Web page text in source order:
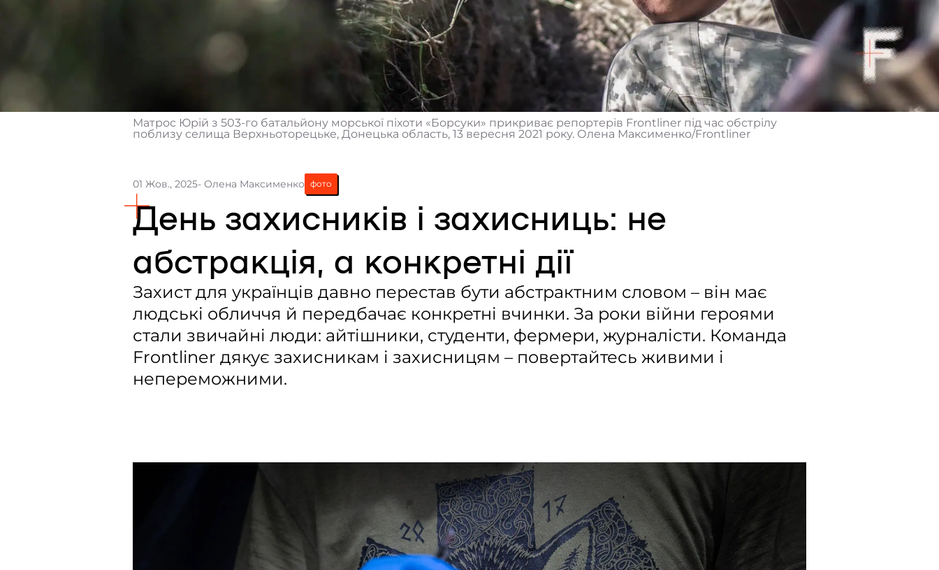
Матрос Юрій з 503-го батальйону морської піхоти «Борсуки» прикриває репортерів Frontliner під час обстрілу
поблизу селища Верхньоторецьке, Донецька область, 13 вересня 2021 року. Олена Максименко/Frontliner
01 Жов., 2025- Олена Максименко фото
День захисників і захисниць: не
абстракція, а конкретні дії
Захист для українців давно перестав бути абстрактним словом – він має
людські обличчя й передбачає конкретні вчинки. За роки війни героями
стали звичайні люди: айтішники, студенти, фермери, журналісти. Команда
Frontliner дякує захисникам і захисницям – повертайтесь живими і
непереможними.